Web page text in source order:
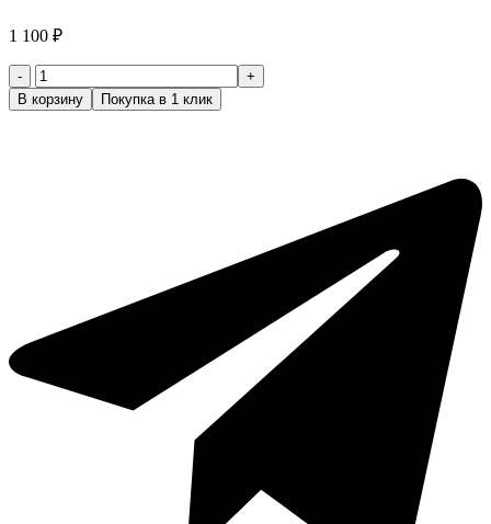
1 100 ₽
Количество
товара
Твёрдый
В корзину Покупка в 1 клик